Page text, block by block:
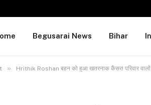
Begusarai News Bihar
» Hrithik Roshan बहन को हुआ खतरनाक कैंसर! परिवार वालों